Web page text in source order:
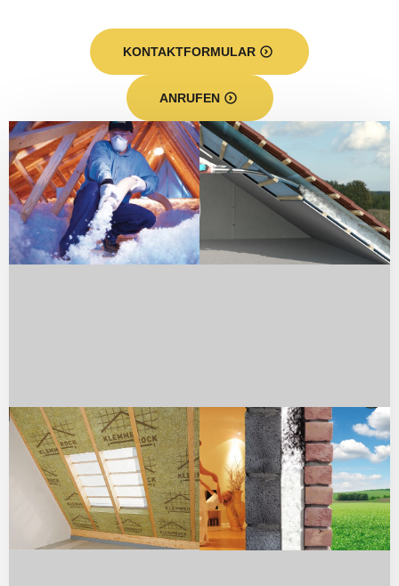
KONTAKTFORMULAR
ANRUFEN